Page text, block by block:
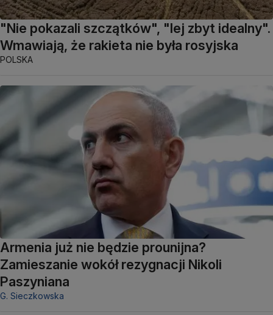
"Nie pokazali szczątków", "lej zbyt idealny".
Wmawiają, że rakieta nie była rosyjska
POLSKA
Armenia już nie będzie prounijna?
Zamieszanie wokół rezygnacji Nikoli
Paszyniana
G. Sieczkowska